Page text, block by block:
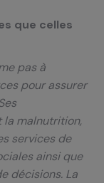
que celles
pas à
pourassurer
la malnutrition,
services de
ainsi que
décisions. La